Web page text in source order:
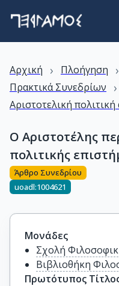
Αρχική › Πλοήγηση ›
Πρακτικά Συνεδρίων ›
Αριστοτελική
Ο Αριστοτέλης
πολιτικής
Άρθρο Συνεδρίου
uoadl:1004621
Μονάδες
Σχολή
Βιβλιοθήκη
Πρωτότυπος